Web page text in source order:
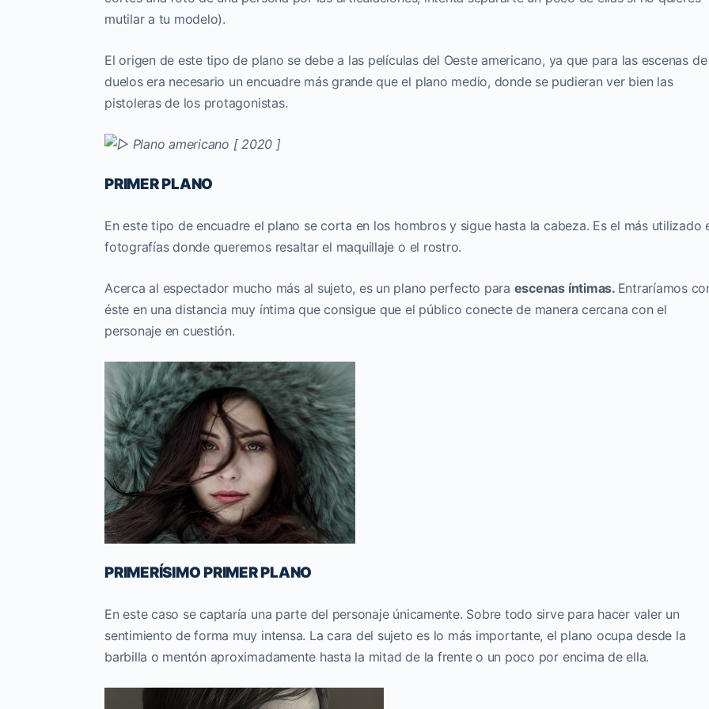
mutilar a tu modelo).
El origen de este tipo de plano se debe a las películas del Oeste americano, ya que para las escenas de
duelos era necesario un encuadre más grande que el plano medio, donde se pudieran ver bien las
pistoleras de los protagonistas.
PRIMER PLANO
En este tipo de encuadre el plano se corta en los hombros y sigue hasta la cabeza. Es el más utilizado
fotografías donde queremos resaltar el maquillaje o el rostro.
Acerca al espectador mucho más al sujeto, es un plano perfecto para escenas íntimas. Entraríamos
éste en una distancia muy íntima que consigue que el público conecte de manera cercana con el
personaje en cuestión.
PRIMERÍSIMO PRIMER PLANO
En este caso se captaría una parte del personaje únicamente. Sobre todo sirve para hacer valer un
sentimiento de forma muy intensa. La cara del sujeto es lo más importante, el plano ocupa desde la
barbilla o mentón aproximadamente hasta la mitad de la frente o un poco por encima de ella.